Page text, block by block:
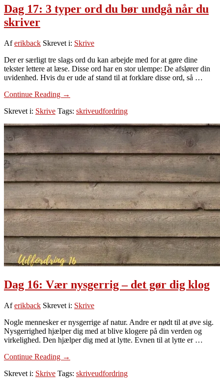
Dag 17: 3 typer ord du bør undgå når du
skriver
Aferikback Skrevet i: Skrive
Der er særligt tre slags ord du kan arbejde med for at gøre dine
tekster lettere at læse. Disse ord har en stor ulempe: De afslører din
uvidenhed. Hvis du er ude af stand til at forklare disse ord, så …
Continue Reading om
17:
typer
ord
du
bør
undgå
når
du
skriver
→
Skrevet i: Skrive Tags: skriveudfordring
Dag 16: Vær nysgerrig – det gør dig klog
Aferikback Skrevet i: Skrive
Nogle mennesker er nysgerrige af natur. Andre er nødt til at øve sig.
Nysgerrighed hjælper dig med at blive klogere på din verden og
virkelighed. Den hjælper dig med at lytte. Evnen til at lytte er …
Continue Reading om
16:
→
Skrevet i: Skrive Tags: skriveudfordring